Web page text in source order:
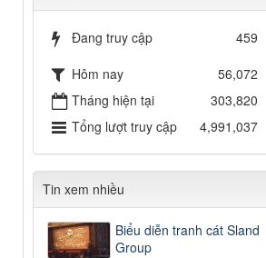
Đang truy cập
459
Hôm nay
56,072
Tháng hiện tại
303,820
Tổng lượt truy cập
4,991,037
Tin xem nhiều
Biểu diễn tranh cát Sland
Group